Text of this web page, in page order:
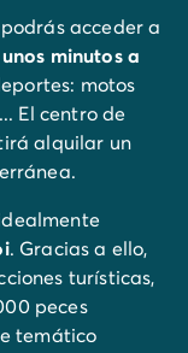
acceder a
unos minutos a
motos
El centro de
alquilar un
. Gracias a ello,
turísticas,
peces
temático